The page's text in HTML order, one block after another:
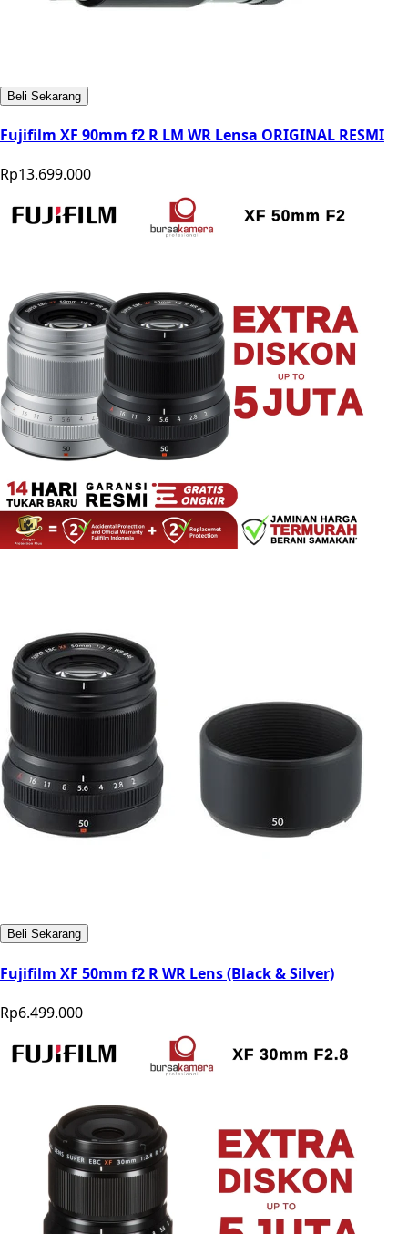
Beli Sekarang
Fujifilm XF 90mm f2 R LM WR Lensa ORIGINAL RESMI
Rp13.699.000
Beli Sekarang
Fujifilm XF 50mm f2 R WR Lens (Black & Silver)
Rp6.499.000